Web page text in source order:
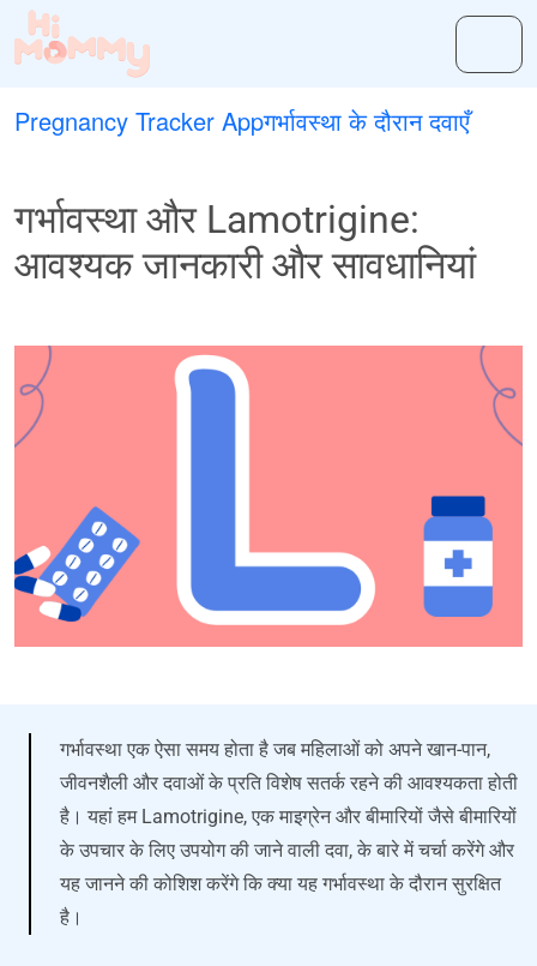
Pregnancy Tracker Appगर्भावस्था के दौरान दवाएँ
गर्भावस्था और Lamotrigine:
आवश्यक जानकारी और सावधानियां
गर्भावस्था एक ऐसा समय होता है जब महिलाओं को अपने खान-पान,
जीवनशैली और दवाओं के प्रति विशेष सतर्क रहने की आवश्यकता होती
है। यहां हम Lamotrigine, एक माइग्रेन और बीमारियों जैसे बीमारियों
के उपचार के लिए उपयोग की जाने वाली दवा, के बारे में चर्चा करेंगे और
यह जानने की कोशिश करेंगे कि क्या यह गर्भावस्था के दौरान सुरक्षित
है।